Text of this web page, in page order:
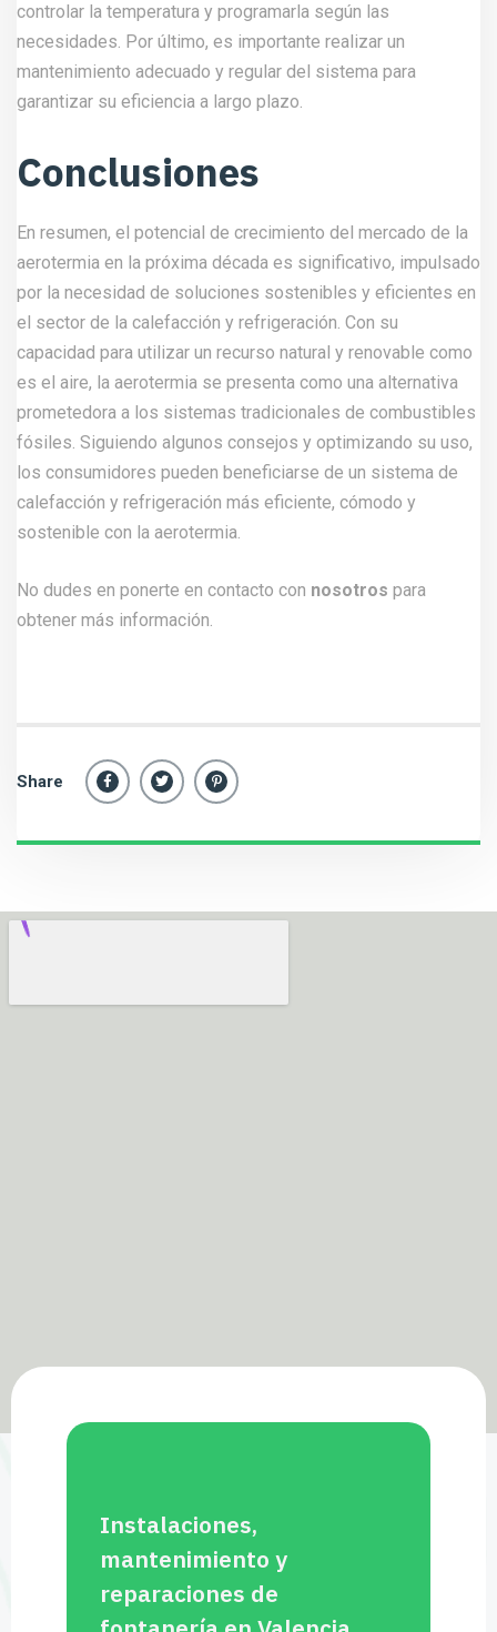
controlar la temperatura y programarla según las
necesidades. Por último, es importante realizar un
mantenimiento adecuado y regular del sistema para
garantizar su eficiencia a largo plazo.
Conclusiones
En resumen, el potencial de crecimiento del mercado de la
aerotermia en la próxima década es significativo, impulsado
por la necesidad de soluciones sostenibles y eficientes en
el sector de la calefacción y refrigeración. Con su
capacidad para utilizar un recurso natural y renovable como
es el aire, la aerotermia se presenta como una alternativa
prometedora a los sistemas tradicionales de combustibles
fósiles. Siguiendo algunos consejos y optimizando su uso,
los consumidores pueden beneficiarse de un sistema de
calefacción y refrigeración más eficiente, cómodo y
sostenible con la aerotermia.
No dudes en ponerte en contacto con nosotros para
obtener más información.
Share
Instalaciones,
mantenimiento y
reparaciones de